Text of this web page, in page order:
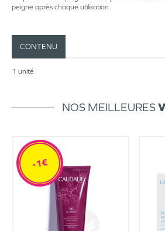
peigne après chaque utilisation
CONTENU
1 unité
NOS MEILLEURES
-1€